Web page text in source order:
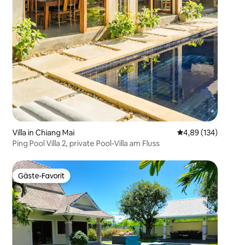
Villa in Chiang Mai
4,89 (134)
Ping Pool Villa 2, private Pool-Villa am Fluss
Gäste-Favorit
Gäste-Favorit